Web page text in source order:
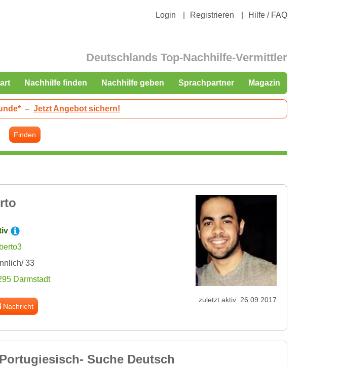
Login Registrieren Hilfe / FAQ
Deutschlands Top-Nachhilfe-Vermittler
Nachhilfe finden Nachhilfe geben Sprachpartner Magazin
– Jetzt Angebot sichern!
Finden
33
Darmstadt
Nachricht
zuletzt aktiv: 26.09.2017
Suche Deutsch